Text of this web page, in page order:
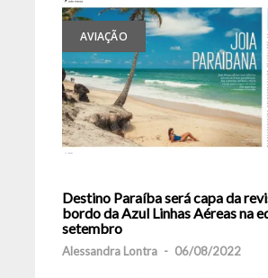
AVIAÇÃO
Destino Paraíba será capa da
bordo da Azul Linhas Aéreas na
setembro
Alessandra Lontra - 06/08/2022